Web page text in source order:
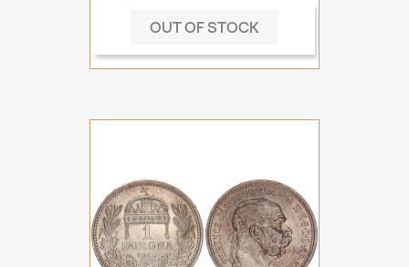
OUT OF STOCK